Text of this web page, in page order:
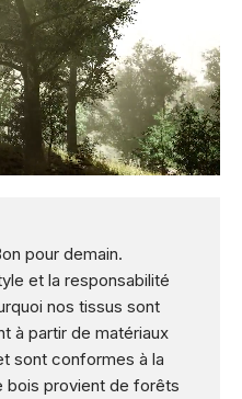
pour demain.
et la responsabilité
nos tissus sont
à partir de matériaux
sont conformes à la
bois provient de forêts